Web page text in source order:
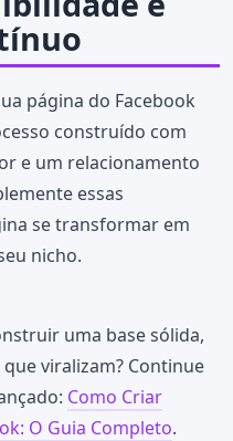
página do Facebook
construído com
e um relacionamento
essas
se transformar em
nicho.
uma base sólida,
viralizam? Continue
Como Criar
O Guia Completo.